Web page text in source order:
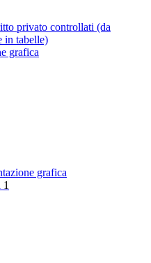
privato controllati (da
in tabelle)
grafica
grafica
1